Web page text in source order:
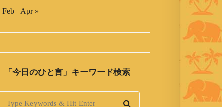
Feb Apr »
「今日のひと言」キーワード検索